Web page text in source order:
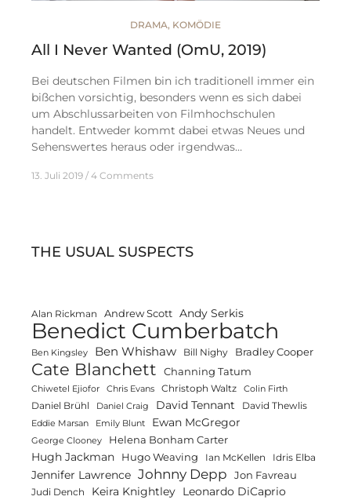
DRAMA, KOMÖDIE
All I Never Wanted (OmU, 2019)
Bei deutschen Filmen bin ich traditionell immer ein
bißchen vorsichtig, besonders wenn es sich dabei
um Abschlussarbeiten von Filmhochschulen
handelt. Entweder kommt dabei etwas Neues und
Sehenswertes heraus oder irgendwas…
13. Juli 2019 4 Comments
THE USUAL SUSPECTS
Alan Rickman Andrew Scott Andy Serkis
Benedict Cumberbatch
Ben Kingsley Ben Whishaw Bill Nighy Bradley Cooper
Cate Blanchett Channing Tatum
Chiwetel Ejiofor Chris Evans Christoph Waltz Colin Firth
Daniel Brühl Daniel Craig David Tennant David Thewlis
Eddie Marsan Emily Blunt Ewan McGregor
George Clooney Helena Bonham Carter
Hugh Jackman Hugo Weaving Ian McKellen Idris Elba
Jennifer Lawrence Johnny Depp Jon Favreau
Judi Dench Keira Knightley Leonardo DiCaprio